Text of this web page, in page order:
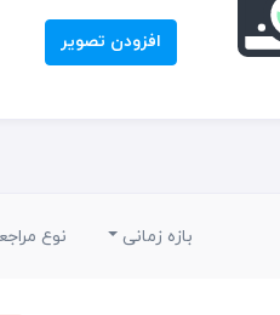
افزودن تصویر
بازه زمانی نوع